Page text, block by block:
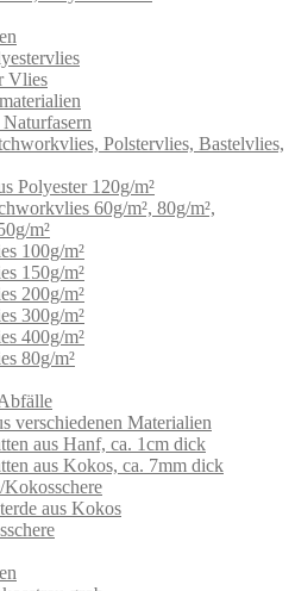
Vlies
Polstervlies, Bastelvlies,
Polyester 120g/m²
60g/m², 80g/m²,
m²
100g/m²
150g/m²
200g/m²
300g/m²
400g/m²
80g/m²
verschiedenen Materialien
aus Hanf, ca. 1cm dick
aus Kokos, ca. 7mm dick
aus Kokos